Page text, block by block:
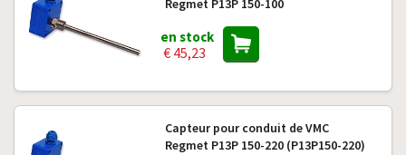
Regmet P13P 150-100
en stock
€ 45,23
Capteur pour conduit de VMC
Regmet P13P 150-220 (P13P150-220)